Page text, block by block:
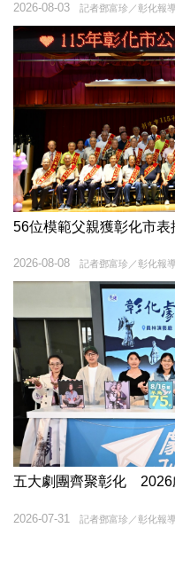
記者鄧富珍／彰化報導
2026-08-03
56位模範父親獲彰化市
記者鄧富珍／彰化報導
2026-08-08
五大劇團齊聚彰化 2026
記者鄧富珍／彰化報導
2026-07-31